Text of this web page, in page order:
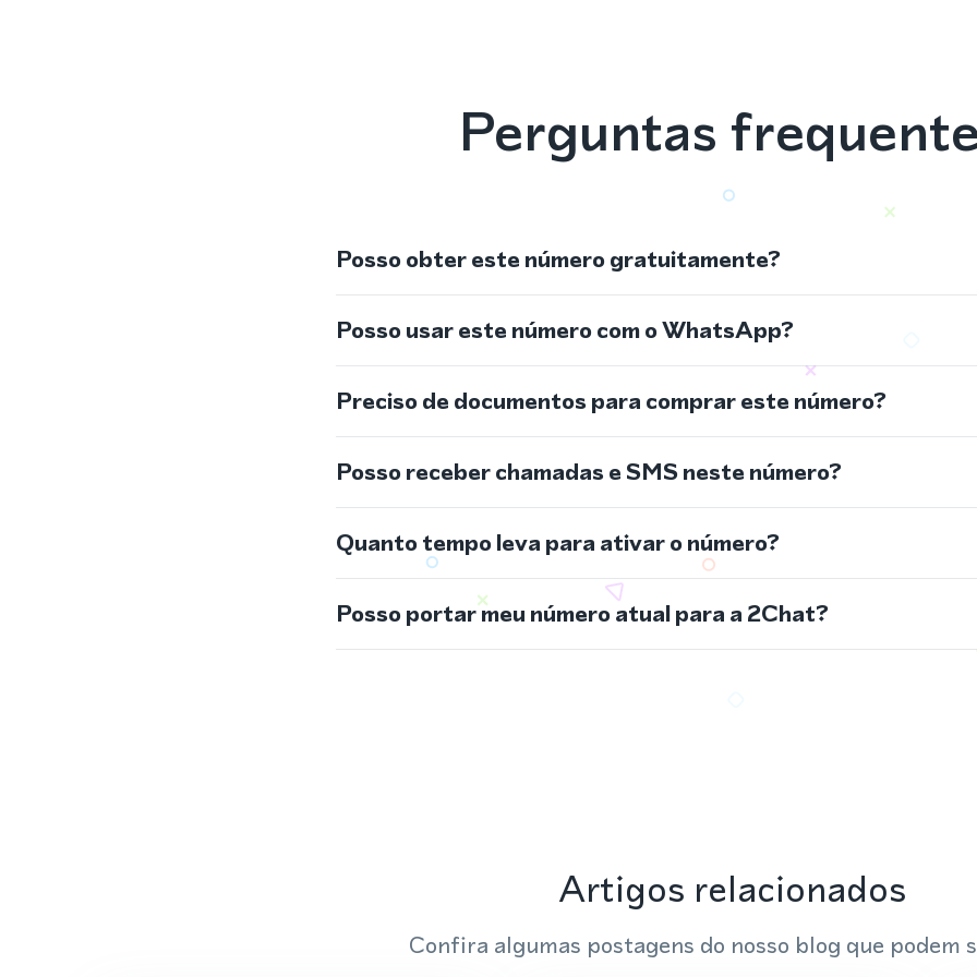
Perguntas
Posso obter este número gratuitamente?
Posso usar este número com o WhatsApp?
Preciso de documentos para comprar este número?
Posso receber chamadas e SMS neste número?
Quanto tempo leva para ativar o número?
Posso portar meu número atual para a 2Chat?
Artigos relacionados
Confira algumas postagens do nosso blog que podem